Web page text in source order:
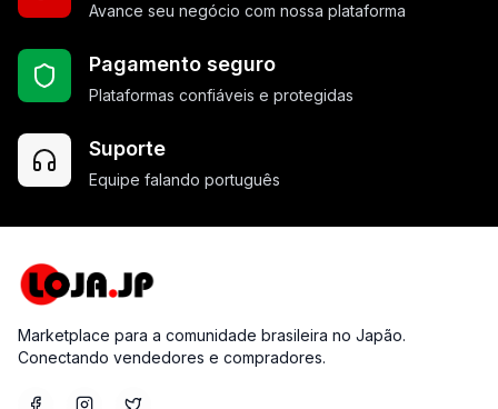
Avance seu negócio com nossa plataforma
Pagamento seguro
Plataformas confiáveis e protegidas
Suporte
Equipe falando português
Marketplace para a comunidade brasileira no Japão.
Conectando vendedores e compradores.